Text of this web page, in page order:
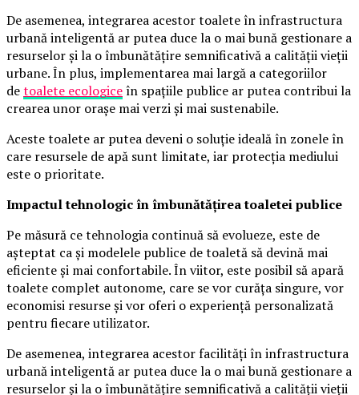
De asemenea, integrarea acestor toalete în infrastructura
urbană inteligentă ar putea duce la o mai bună gestionare a
resurselor și la o îmbunătățire semnificativă a calității vieții
urbane. În plus, implementarea mai largă a categoriilor
detoalete ecologiceîn spațiile publice ar putea contribui la
crearea unor orașe mai verzi și mai sustenabile.
Aceste toalete ar putea deveni o soluție ideală în zonele în
care resursele de apă sunt limitate, iar protecția mediului
este o prioritate.
Impactul tehnologic în îmbunătățirea toaletei publice
Pe măsură ce tehnologia continuă să evolueze, este de
așteptat ca și modelele publice de toaletă să devină mai
eficiente și mai confortabile. În viitor, este posibil să apară
toalete complet autonome, care se vor curăța singure, vor
economisi resurse și vor oferi o experiență personalizată
pentru fiecare utilizator.
De asemenea, integrarea acestor facilități în infrastructura
urbană inteligentă ar putea duce la o mai bună gestionare a
resurselor și la o îmbunătățire semnificativă a calității vieții